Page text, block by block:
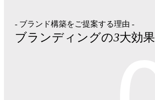
- ブランド構築をご提案する理由 -
ブランディングの3大効果